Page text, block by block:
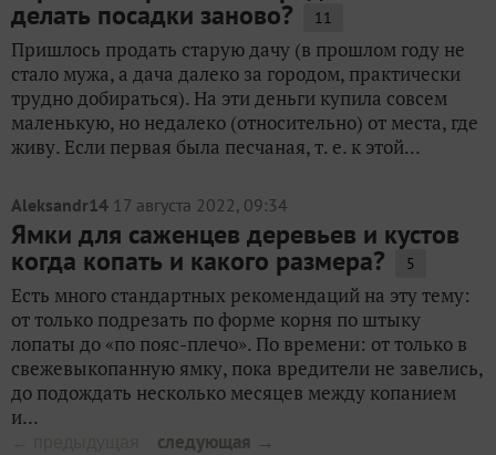
делать посадки заново? 11
Пришлось продать старую дачу (в прошлом году не
стало мужа, а дача далеко за городом, практически
трудно добираться). На эти деньги купила совсем
маленькую, но недалеко (относительно) от места, где
живу. Если первая была песчаная, т. е. к этой...
Aleksandr14 17 августа 2022, 09:34
Ямки для саженцев деревьев и кустов
когда копать и какого размера? 5
Есть много стандартных рекомендаций на эту тему:
от только подрезать по форме корня по штыку
лопаты до «по пояс-плечо». По времени: от только в
свежевыкопанную ямку, пока вредители не завелись,
до подождать несколько месяцев между копанием
и...
следующая →